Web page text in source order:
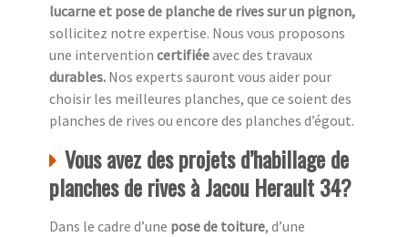
lucarne et pose de planche de rives sur un pignon,
sollicitez notre expertise. Nous vous proposons
une intervention certifiéeavec des travaux
durables. Nos experts sauront vous aider pour
choisir les meilleures planches, que ce soient des
planches de rives ou encore des planches d’égout.
Vous avez des projets d’habillage de
planches de rives à Jacou Herault 34?
Dans le cadre d’une pose de toiture, d’une